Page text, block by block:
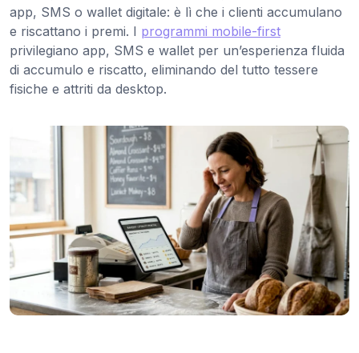
app, SMS o wallet digitale: è lì che i clienti accumulano
e riscattano i premi. I programmi mobile-first
privilegiano app, SMS e wallet per un’esperienza fluida
di accumulo e riscatto, eliminando del tutto tessere
fisiche e attriti da desktop.